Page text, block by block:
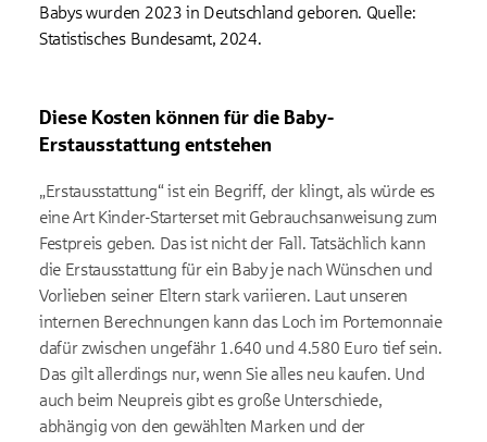
Babys wurden 2023 in Deutschland geboren. Quelle:
Statistisches Bundesamt, 2024.
Diese Kosten können für die Baby-
Erstausstattung entstehen
„Erstausstattung“ ist ein Begriff, der klingt, als würde es
eine Art Kinder-Starterset mit Gebrauchsanweisung zum
Festpreis geben. Das ist nicht der Fall. Tatsächlich kann
die Erstausstattung für ein Baby je nach Wünschen und
Vorlieben seiner Eltern stark variieren. Laut unseren
internen Berechnungen kann das Loch im Portemonnaie
dafür zwischen ungefähr 1.640 und 4.580 Euro tief sein.
Das gilt allerdings nur, wenn Sie alles neu kaufen. Und
auch beim Neupreis gibt es große Unterschiede,
abhängig von den gewählten Marken und der